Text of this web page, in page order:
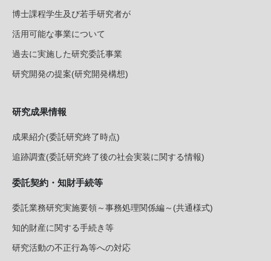
博士課程学生及び若手研究者が
活用可能な事業について
過去に実施した研究委託事業
研究開発の提案(研究開発構想)
研究成果情報
成果紹介(委託研究終了時点)
追跡調査(委託研究終了後の社会実装に関する情報)
委託契約・知財手続等
委託業務研究実施要領～事務処理関係編～(共通様式)
知的財産に関する手続き等
研究活動の不正行為等への対応